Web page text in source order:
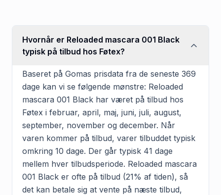
Hvornår er Reloaded mascara 001 Black
typisk på tilbud hos Føtex?
Baseret på Gomas prisdata fra de seneste 369
dage kan vi se følgende mønstre: Reloaded
mascara 001 Black har været på tilbud hos
Føtex i februar, april, maj, juni, juli, august,
september, november og december. Når
varen kommer på tilbud, varer tilbuddet typisk
omkring 10 dage. Der går typisk 41 dage
mellem hver tilbudsperiode. Reloaded mascara
001 Black er ofte på tilbud (21% af tiden), så
det kan betale sig at vente på næste tilbud,